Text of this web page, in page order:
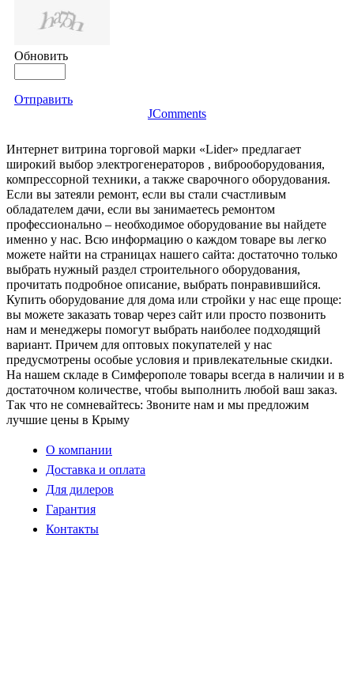
Обновить
Отправить
JComments
Интернет витрина торговой марки «Lider» предлагает
широкий выбор электрогенераторов , виброоборудования,
компрессорной техники, а также сварочного оборудования.
Если вы затеяли ремонт, если вы стали счастливым
обладателем дачи, если вы занимаетесь ремонтом
профессионально – необходимое оборудование вы найдете
именно у нас. Всю информацию о каждом товаре вы легко
можете найти на страницах нашего сайта: достаточно только
выбрать нужный раздел строительного оборудования,
прочитать подробное описание, выбрать понравившийся.
Купить оборудование для дома или стройки у нас еще проще:
вы можете заказать товар через сайт или просто позвонить
нам и менеджеры помогут выбрать наиболее подходящий
вариант. Причем для оптовых покупателей у нас
предусмотрены особые условия и привлекательные скидки.
На нашем складе в Симферополе товары всегда в наличии и в
достаточном количестве, чтобы выполнить любой ваш заказ.
Так что не сомневайтесь: Звоните нам и мы предложим
лучшие цены в Крыму
О компании
Доставка и оплата
Для дилеров
Гарантия
Контакты